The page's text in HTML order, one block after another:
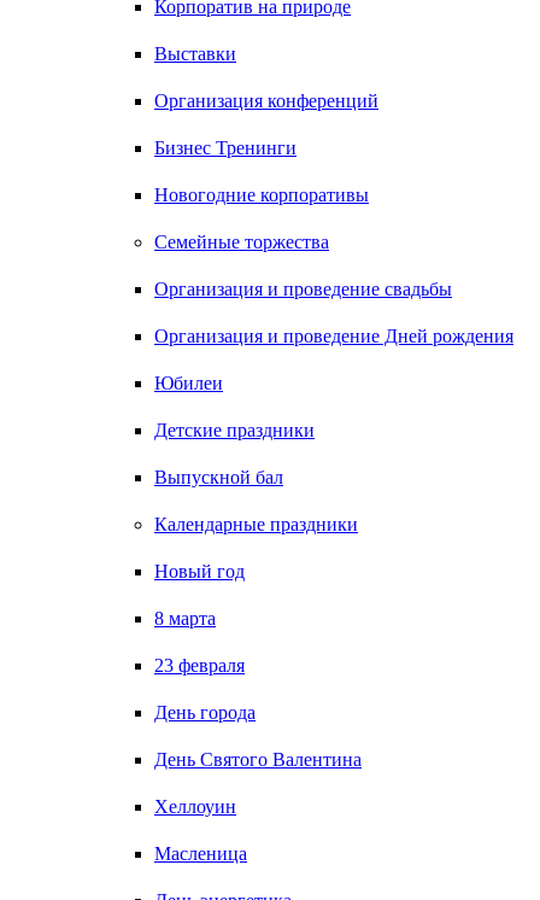
Корпоратив на природе
Выставки
Организация конференций
Бизнес Тренинги
Новогодние корпоративы
Семейные торжества
Организация и проведение свадьбы
Организация и проведение Дней рождения
Юбилеи
Детские праздники
Выпускной бал
Календарные праздники
Новый год
8 марта
23 февраля
День города
День Святого Валентина
Хеллоуин
Масленица